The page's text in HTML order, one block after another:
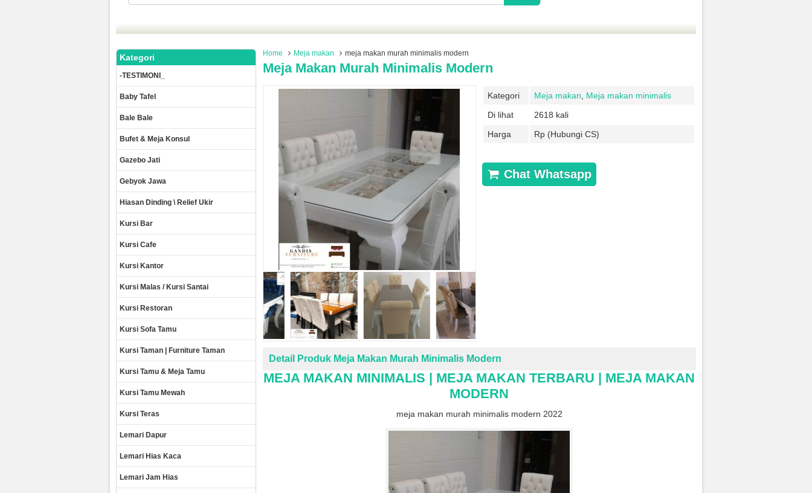
Home Meja makan meja makan murah minimalis modern
Meja Makan Murah Minimalis Modern
Kategori Meja makan
Meja makan minimalis
Di lihat
2618 kali
Harga
Rp (Hubungi CS)
Chat Whatsapp
Detail Produk Meja Makan Murah Minimalis Modern
MEJA MAKAN MINIMALIS | MEJA MAKAN TERBARU | MEJA MAKAN
MODERN
meja makan murah minimalis modern 2022
Kategori
-TESTIMONI_
Baby Tafel
Bale Bale
Bufet & Meja Konsul
Gazebo Jati
Gebyok Jawa
Hiasan Dinding \ Relief Ukir
Kursi Bar
Kursi Cafe
Kursi Kantor
Kursi Malas / Kursi Santai
Kursi Restoran
Kursi Sofa Tamu
Kursi Taman | Furniture Taman
Kursi Tamu & Meja Tamu
Kursi Tamu Mewah
Kursi Teras
Lemari Dapur
Lemari Hias Kaca
Lemari Jam Hias